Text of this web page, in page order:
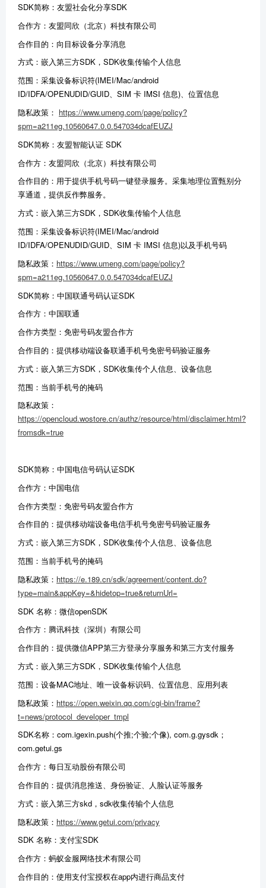
SDK简称：友盟社会化分享SDK
合作方：友盟同欣（北京）科技有限公司
合作目的：向目标设备分享消息
方式：嵌入第三方SDK，SDK收集传输个人信息
范围：采集设备标识符(IMEI/Mac/android
ID/IDFA/OPENUDID/GUID、SIM 卡 IMSI 信息)、位置信息
隐私政策： https://www.umeng.com/page/policy?
spm=a211eg.10560647.0.0.547034dcafEUZJ
SDK简称：友盟智能认证 SDK
合作方：友盟同欣（北京）科技有限公司
合作目的：用于提供手机号码一键登录服务。采集地理位置甄别分
享通道，提供反作弊服务。
方式：嵌入第三方SDK，SDK收集传输个人信息
范围：采集设备标识符(IMEI/Mac/android
ID/IDFA/OPENUDID/GUID、SIM 卡 IMSI 信息)以及手机号码
隐私政策： https://www.umeng.com/page/policy?
spm=a211eg.10560647.0.0.547034dcafEUZJ
SDK简称：中国联通号码认证SDK
合作方：中国联通
合作方类型：免密号码友盟合作方
合作目的：提供移动端设备联通手机号免密号码验证服务
方式：嵌入第三方SDK，SDK收集传个人信息、设备信息
范围：当前手机号的掩码
隐私政策：
https://opencloud.wostore.cn/authz/resource/html/disclaimer.html?
fromsdk=true
SDK简称：中国电信号码认证SDK
合作方：中国电信
合作方类型：免密号码友盟合作方
合作目的：提供移动端设备电信手机号免密号码验证服务
方式：嵌入第三方SDK，SDK收集传个人信息、设备信息
范围：当前手机号的掩码
隐私政策： https://e.189.cn/sdk/agreement/content.do?
type=main&appKey=&hidetop=true&returnUrl=
SDK 名称：微信openSDK
合作方：腾讯科技（深圳）有限公司
合作目的：提供微信APP第三方登录分享服务和第三方支付服务
方式：嵌入第三方SDK，SDK收集传输个人信息
范围：设备MAC地址、唯一设备标识码、位置信息、应用列表
隐私政策： https://open.weixin.qq.com/cgi-bin/frame?
t=news/protocol_developer_tmpl
SDK名称： com.igexin.push(个推;个验;个像), com.g.gysdk ；
com.getui.gs
合作方：每日互动股份有限公司
合作目的：提供消息推送、身份验证、人脸认证等服务
方式：嵌入第三方skd，sdk收集传输个人信息
隐私政策： https://www.getui.com/privacy
SDK 名称：支付宝SDK
合作方：蚂蚁金服网络技术有限公司
合作目的：使用支付宝授权在app内进行商品支付